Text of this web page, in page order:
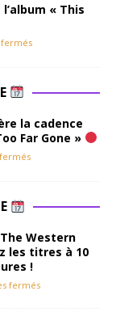
« This
la cadence
Far Gone »
Western
les titres à 10
!
fermés